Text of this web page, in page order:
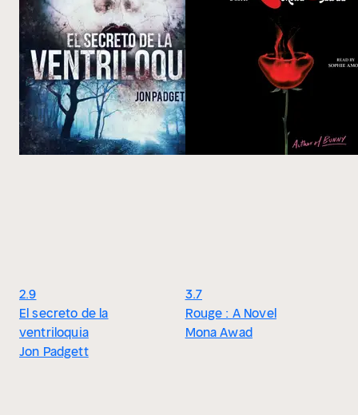
2.9
El secreto de la
ventriloquia
Jon Padgett
3.7
Rouge : A Novel
Mona Awad